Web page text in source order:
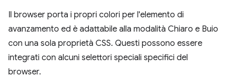
Il browser porta i propri colori per l'elemento di
avanzamento ed è adattabile alla modalità Chiaro e Buio
con una sola proprietà CSS. Questi possono essere
integrati con alcuni selettori speciali specifici del
browser.